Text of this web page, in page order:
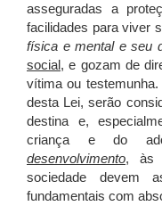
asseguradas a
facilidades para viver
física e mental e seu
social, e gozam de
vítima ou testemunha.
desta Lei, serão
destina e,
criança e do
desenvolvimento, às
sociedade devem
fundamentais com